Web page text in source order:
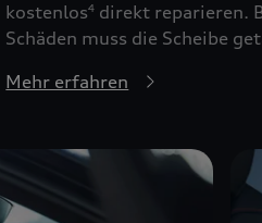
kostenlos4 direkt reparieren.
Schäden muss die Scheibe
Mehr erfahren